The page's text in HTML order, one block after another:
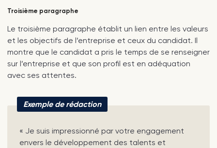
Troisième paragraphe
Le troisième paragraphe établit un lien entre les valeurs
et les objectifs de l’entreprise et ceux du candidat. Il
montre que le candidat a pris le temps de se renseigner
sur l’entreprise et que son profil est en adéquation
avec ses attentes.
Exemple de rédaction
« Je suis impressionné par votre engagement
envers le développement des talents et